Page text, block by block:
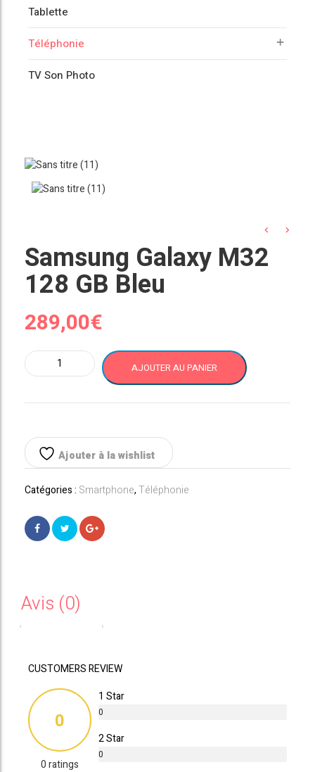
Tablette
Téléphonie
TV Son Photo
Samsung Galaxy M32
128 GB Bleu
289,00€
quantité
de
Galaxy
128
GB
Bleu
AJOUTER AU PANIER
Ajouter à la wishlist
Catégories : Smartphone,Téléphonie
Avis (0)
CUSTOMERS REVIEW
0
0 ratings
1 Star
0
2 Star
0